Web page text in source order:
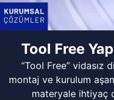
Tool Free
“Tool Free” vidasız
montaj ve kurulum
materyale ihtiyaç